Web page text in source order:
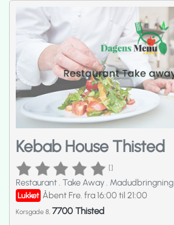
Kebab House Thisted
[]
Restaurant. Take Away. Madudbringning
Lukket Åbent Fre. fra 16:00 til 21:00
Korsgade 8, 7700 Thisted